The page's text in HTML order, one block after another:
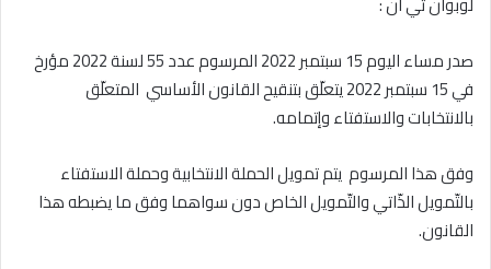
صدر مساء اليوم 15 سبتمبر 2022 المرسوم عدد 55 لسنة 2022 مؤرخ
في 15 سبتمبر 2022 يتعلّق بتنقيح القانون الأساسي المتعلّق
بالانتخابات والاستفتاء وإتمامه.
وفق هذا المرسوم يتم تمويل الحملة الانتخابية وحملة الاستفتاء
بالتّمويل الذّاتي والتّمويل الخاص دون سواهما وفق ما يضبطه هذا
القانون.